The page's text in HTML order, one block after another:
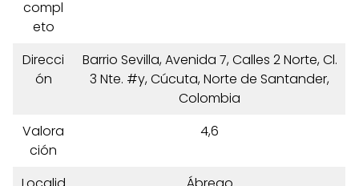
compl
eto
Direcci
ón
Barrio Sevilla, Avenida 7, Calles 2 Norte, Cl.
3 Nte. #y, Cúcuta, Norte de Santander,
Colombia
Valora
ción
4,6